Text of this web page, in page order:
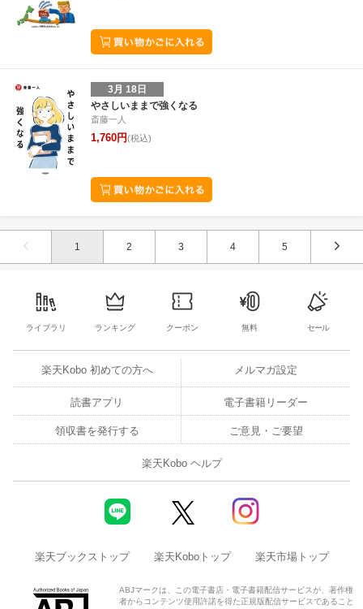
3月 18日
やさしいままで強くなる
斎藤一人
1,760円(税込)
1 2 3 4 5
ライブラリ ランキング クーポン 無料 セール
楽天Kobo 初めての方へ メルマガ設定
読書アプリ 電子書籍リーダー
領収書を発行する ご意見・ご要望
楽天Kobo ヘルプ
楽天ブックストップ 楽天Koboトップ 楽天市場トップ
ABJマークは、この電子書店・電子書籍配信サービスが、著作権
者からコンテンツ使用許諾を得た正規版配信サービスであること